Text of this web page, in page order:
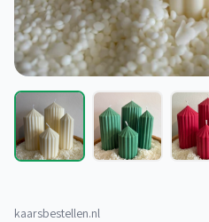
kaarsbestellen.nl